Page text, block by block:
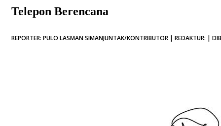
Telepon Berencana
REPORTER: PULO LASMAN SIMANJUNTAK/KONTRIBUTOR | REDAKTUR: |